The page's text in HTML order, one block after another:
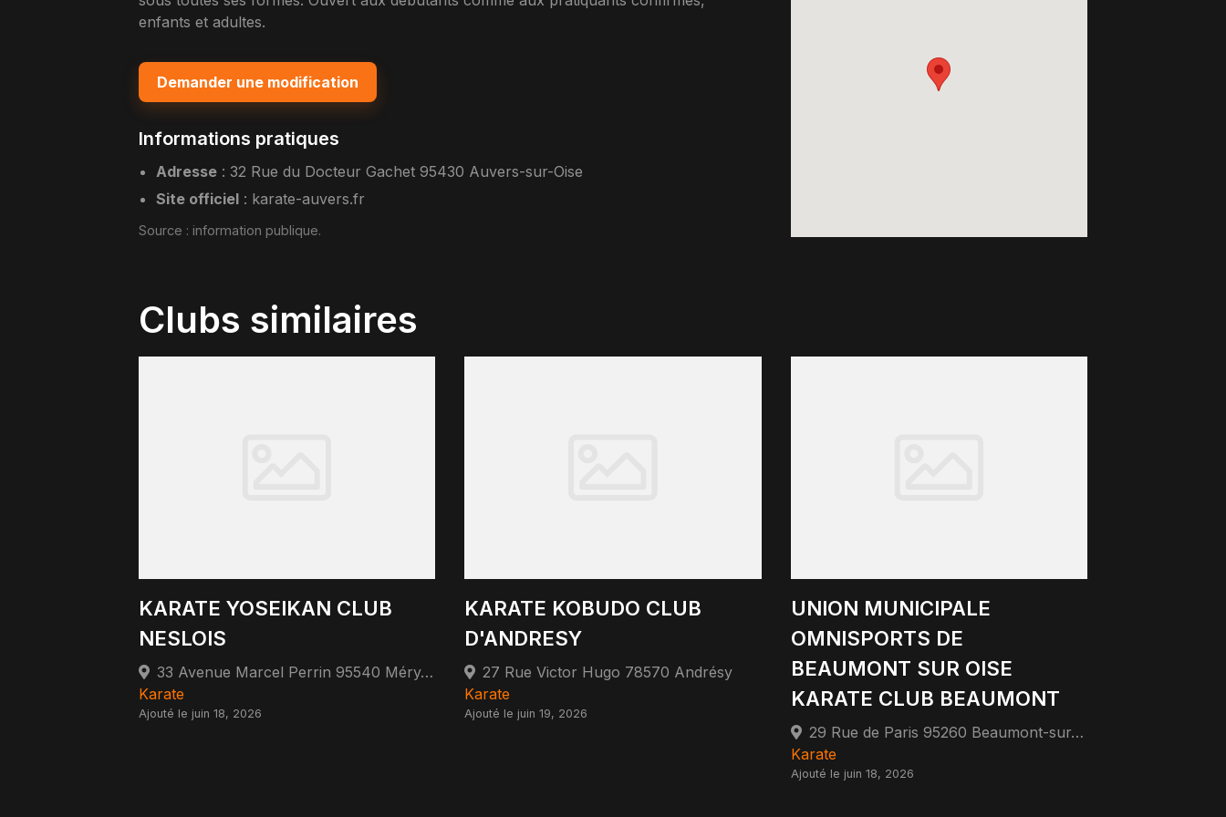
enfants et adultes.
Demander une modification
Informations pratiques
Adresse : 32 Rue du Docteur Gachet 95430 Auvers-sur-Oise
Site officiel : karate-auvers.fr
Source : information publique.
Clubs similaires
KARATE YOSEIKAN CLUB
NESLOIS
33 Avenue Marcel Perrin 95540 Méry-sur-Oise
Karate
Ajouté le juin 18, 2026
KARATE KOBUDO CLUB
D'ANDRESY
27 Rue Victor Hugo 78570 Andrésy
Karate
Ajouté le juin 19, 2026
UNION MUNICIPALE
OMNISPORTS DE
BEAUMONT SUR OISE
KARATE CLUB BEAUMONT
29 Rue de Paris 95260 Beaumont-sur-Oise
Karate
Ajouté le juin 18, 2026